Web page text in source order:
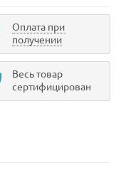
Оплата при
получении
Весь товар
сертифицирован